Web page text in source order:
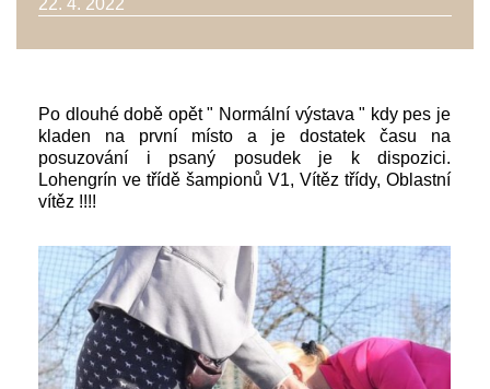
22. 4. 2022
Po dlouhé době opět " Normální výstava " kdy pes je
kladen na první místo a je dostatek času na
posuzování i psaný posudek je k dispozici.
Lohengrín ve třídě šampionů V1, Vítěz třídy, Oblastní
vítěz !!!!